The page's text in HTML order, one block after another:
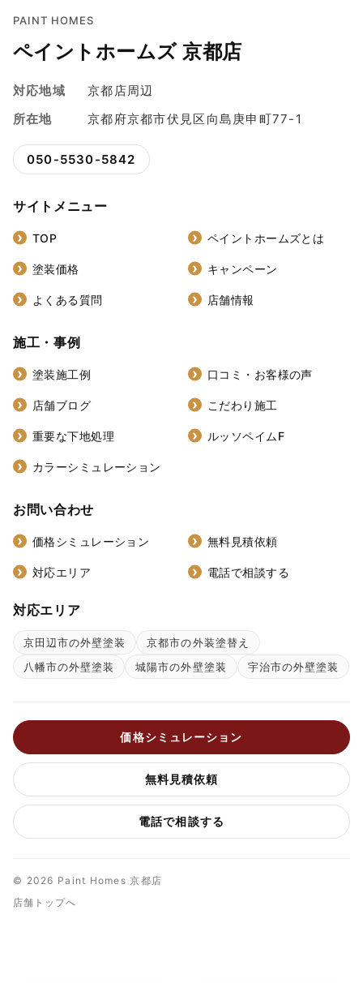
PAINT HOMES
ペイントホームズ 京都店
対応地域
京都店周辺
所在地
京都府京都市伏見区向島庚申町77-1
050-5530-5842
サイトメニュー
TOP ペイントホームズとは
塗装価格 キャンペーン
よくある質問 店舗情報
施工・事例
塗装施工例 口コミ・お客様の声
店舗ブログ こだわり施工
重要な下地処理 ルッソペイムF
カラーシミュレーション
お問い合わせ
価格シミュレーション 無料見積依頼
対応エリア 電話で相談する
対応エリア
京田辺市の外壁塗装
京都市の外装塗替え
八幡市の外壁塗装
城陽市の外壁塗装 宇治市の外壁塗装
価格シミュレーション
無料見積依頼
電話で相談する
© 2026 Paint Homes 京都店
店舗トップへ